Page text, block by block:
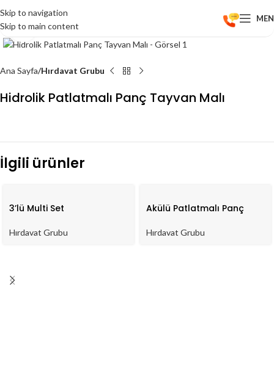
Skip to navigation
Skip to main content
Click to enlarge
Ana Sayfa Hırdavat Grubu
Hidrolik Patlatmalı Panç Tayvan Malı
İlgili ürünler
3’lü Multi Set
Hırdavat Grubu
Akülü Patlatmalı Panç
Hırdavat Grubu